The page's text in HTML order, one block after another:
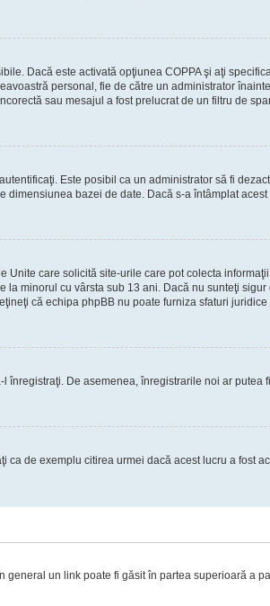
Dacă este activată opţiunea COPPA şi aţi
personal, fie de către un administrator
sau mesajul a fost prelucrat de un filtru de
Este posibil ca un administrator să fi
bazei de date. Dacă s-a întâmplat
care solicită site-urile care pot colecta
minorul cu vârsta sub 13 ani. Dacă nu sunteţi
că echipa phpBB nu poate furniza sfaturi
De asemenea, înregistrarile noi ar putea
de exemplu citirea urmei dacă acest lucru a fost
un link poate fi găsit în partea superioară a